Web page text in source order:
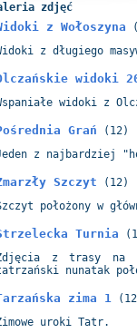
zdjęć
z Wołoszyna
z długiego
widoki
widoki z
Grań (12)
z najbardziej
Szczyt (12)
położony w
Turnia
z trasy na i
nunatak
zima 1
uroki Tatr.